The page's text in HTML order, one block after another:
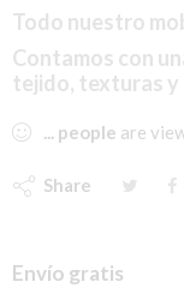
Todo nuestro
Contamos con
tejido, texturas
... people are
Share
Envío gratis